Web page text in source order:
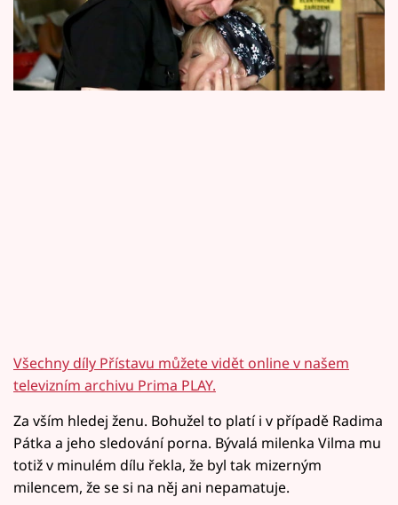
Sledujte prima+
Filmový festival Karlovy Vary
pátečního Přístavu. Celý díl si můžete přehrát
na Prima PLAY!
Všechny díly Přístavu můžete vidět online v našem
televizním archivu Prima PLAY.
Za vším hledej ženu. Bohužel to platí i v případě Radima
Pátka a jeho sledování porna. Bývalá milenka Vilma mu
totiž v minulém dílu řekla, že byl tak mizerným
milencem, že se si na něj ani nepamatuje.